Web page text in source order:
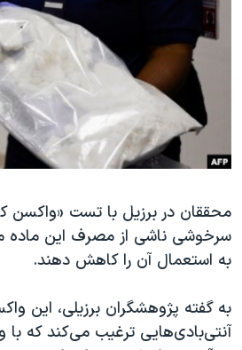
فرهنگ و زندگی
حقوق شهروندی
اقتصادی
علم و فناوری
اسرائیل در جنگ
آرشیو پخش زنده
مستندها
انتخابات ریاست جمهوری آمریکا ۲۰۲۴
حمله جمهوری اسلامی به اسرائیل
رمز مهسا
ورزش زنان در ایران
مجموعه مستندهای دادخواهی
تریبونال مردمی آبان ۹۸
دادگاه حمید نوری
چهل سال گروگان‌گیری
قانون شفافیت دارائی کادر رهبری ایران
دنبال کنید
زبانهای مختلف
محققان در برزیل با تست «واکسن
سرخوشی ناشی از مصرف این ماده
به استعمال آن را کاهش دهند.
به گفته پژوهشگران برزیلی، این
آنتی‌بادی‌هایی ترغیب می‌کند که با